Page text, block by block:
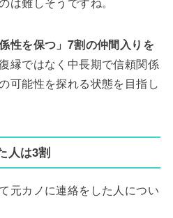
性を保つ」7割の仲間入りを
縁ではなく中長期で信頼関係
可能性を探れる状態を目指し
人は3割
元カノに連絡をした人につい